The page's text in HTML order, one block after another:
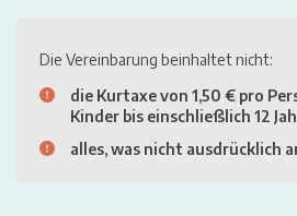
Die Vereinbarung beinhaltet nicht:
die Kurtaxe von 1,50 € pro
Kinder bis einschließlich 12
alles, was nicht ausdrücklich